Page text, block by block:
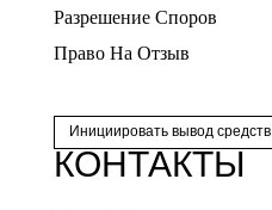
Разрешение Споров
Право На Отзыв
Инициировать вывод средств
КОНТАКТЫ